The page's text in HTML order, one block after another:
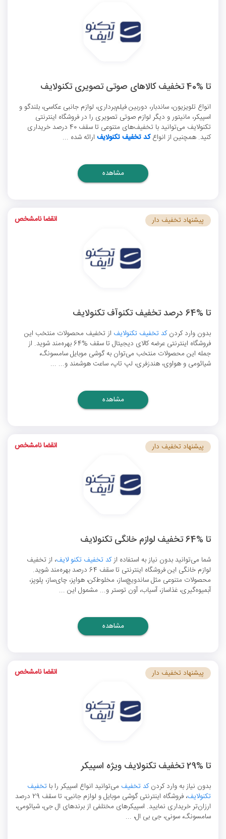
تا %40 تخفیف کالاهای صوتی تصویری تکنولایف
انواع تلویزیون، ساندبار، دوربین فیلم‌برداری، لوازم جانبی عکاسی، بلندگو و
اسپیکر، مانیتور و دیگر لوازم صوتی تصویری را در فروشگاه اینترنتی
تکنولایف می‌توانید با تخفیف‌های متنوعی تا سقف 40 درصد خریداری
کنید. همچنین از انواعکد تخفیف تکنولایف ارائه شده ...
مشاهده
تا %64 درصد تخفیف تکنوآف تکنولایف
بدون وارد کردنکد تخفیف تکنولایف از تخفیف محصولات منتخب این
فروشگاه اینترنتی عرضه کالای دیجیتال تا سقف %64 بهره‌مند شوید. از
جمله این محصولات منتخب می‌توان به گوشی موبایل سامسونگ،
شیائومی و هواوی، هندزفری، لپ تاپ، ساعت هوشمند و... ...
پیشنهاد تخفیف دار انقضا نامشخص
مشاهده
تا %64 تخفیف لوازم خانگی تکنولایف
شما می‌توانید بدون نیاز به استفاده ازکد تخفیف تکنو لایف، از تخفیف
لوازم خانگی این فروشگاه اینترنتی تا سقف 64 درصد بهره‌مند شوید.
محصولات متنوعی مثل ساندویچ‌ساز، مخلوط‌کن، هواپز، چای‌ساز، پلوپز،
آبمیوه‌گیری، غذاساز، آسیاب، آون توستر و... مشمول این ...
پیشنهاد تخفیف دار انقضا نامشخص
مشاهده
تا %29 تخفیف تکنولایف ویژه اسپیکر
بدون نیاز به وارد کردنکد تخفیف می‌توانید انواع اسپیکر را با تخفیف
تکنولایف
، فروشگاه اینترنتی گوشی موبایل و لوازم جانبی، تا سقف 29 درصد
ارزان‌تر خریداری نمایید. اسپیکرهای مختلفی از برندهای ال جی، شیائومی،
سامسونگ، سونی، جی بی ال، ...
پیشنهاد تخفیف دار انقضا نامشخص